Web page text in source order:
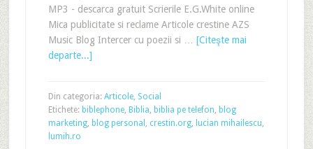
MP3 - descarca gratuit Scrierile E.G.White online
Mica publicitate si reclame Articole crestine AZS
Music Blog Intercer cu poezii si … [Citeşte mai
departe...]
Din categoria: Articole, Social
Etichete: biblephone, Biblia, biblia pe telefon, blog
marketing, blog personal , crestin.org, lucian mihailescu,
lumih.ro